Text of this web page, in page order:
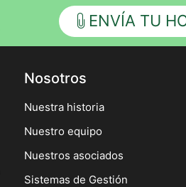
ENVÍA TU
Nosotros
Nuestra historia
Nuestro equipo
Nuestros asociados
Sistemas de Gestión